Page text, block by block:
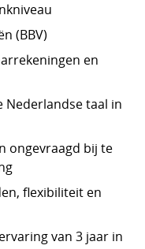
(BBV)
en
Nederlandse taal in
ongevraagd bij te
flexibiliteit en
van 3 jaar in